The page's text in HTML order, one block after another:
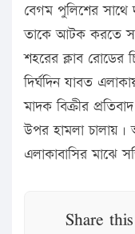
বেগম পুলিশের সাথে
তাকে আটক করতে
শহরের ক্লাব রোডের
দির্ঘদিন যাবত
মাদক বিক্রীর
উপর হামলা
এলাকাবাসির মাঝে
Share